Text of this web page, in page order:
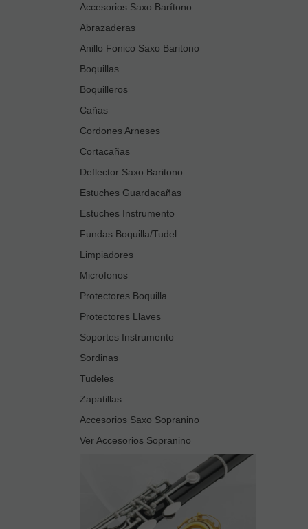
Accesorios Saxo Barítono
Abrazaderas
Anillo Fonico Saxo Baritono
Boquillas
Boquilleros
Cañas
Cordones Arneses
Cortacañas
Deflector Saxo Baritono
Estuches Guardacañas
Estuches Instrumento
Fundas Boquilla/Tudel
Limpiadores
Microfonos
Protectores Boquilla
Protectores Llaves
Soportes Instrumento
Sordinas
Tudeles
Zapatillas
Accesorios Saxo Sopranino
Ver Accesorios Sopranino